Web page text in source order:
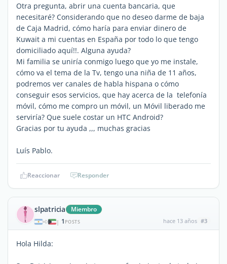
Otra pregunta, abrir una cuenta bancaria, que
necesitaré? Considerando que no deseo darme de baja
de Caja Madrid, cómo haría para enviar dinero de
Kuwait a mi cuentas en España por todo lo que tengo
domiciliado aquí!!. Alguna ayuda?
Mi familia se uniría conmigo luego que yo me instale,
cómo va el tema de la Tv, tengo una niña de 11 años,
podremos ver canales de habla hispana o cómo
conseguir esos servicios, que hay acerca de la telefonía
móvil, cómo me compro un móvil, un Móvil liberado me
serviría? Que suele costar un HTC Android?
Gracias por tu ayuda ,,, muchas gracias
Luís Pablo.
Reaccionar Responder
slpatricia Miembro
| 1 POSTS hace 13 años #3
Hola Hilda: